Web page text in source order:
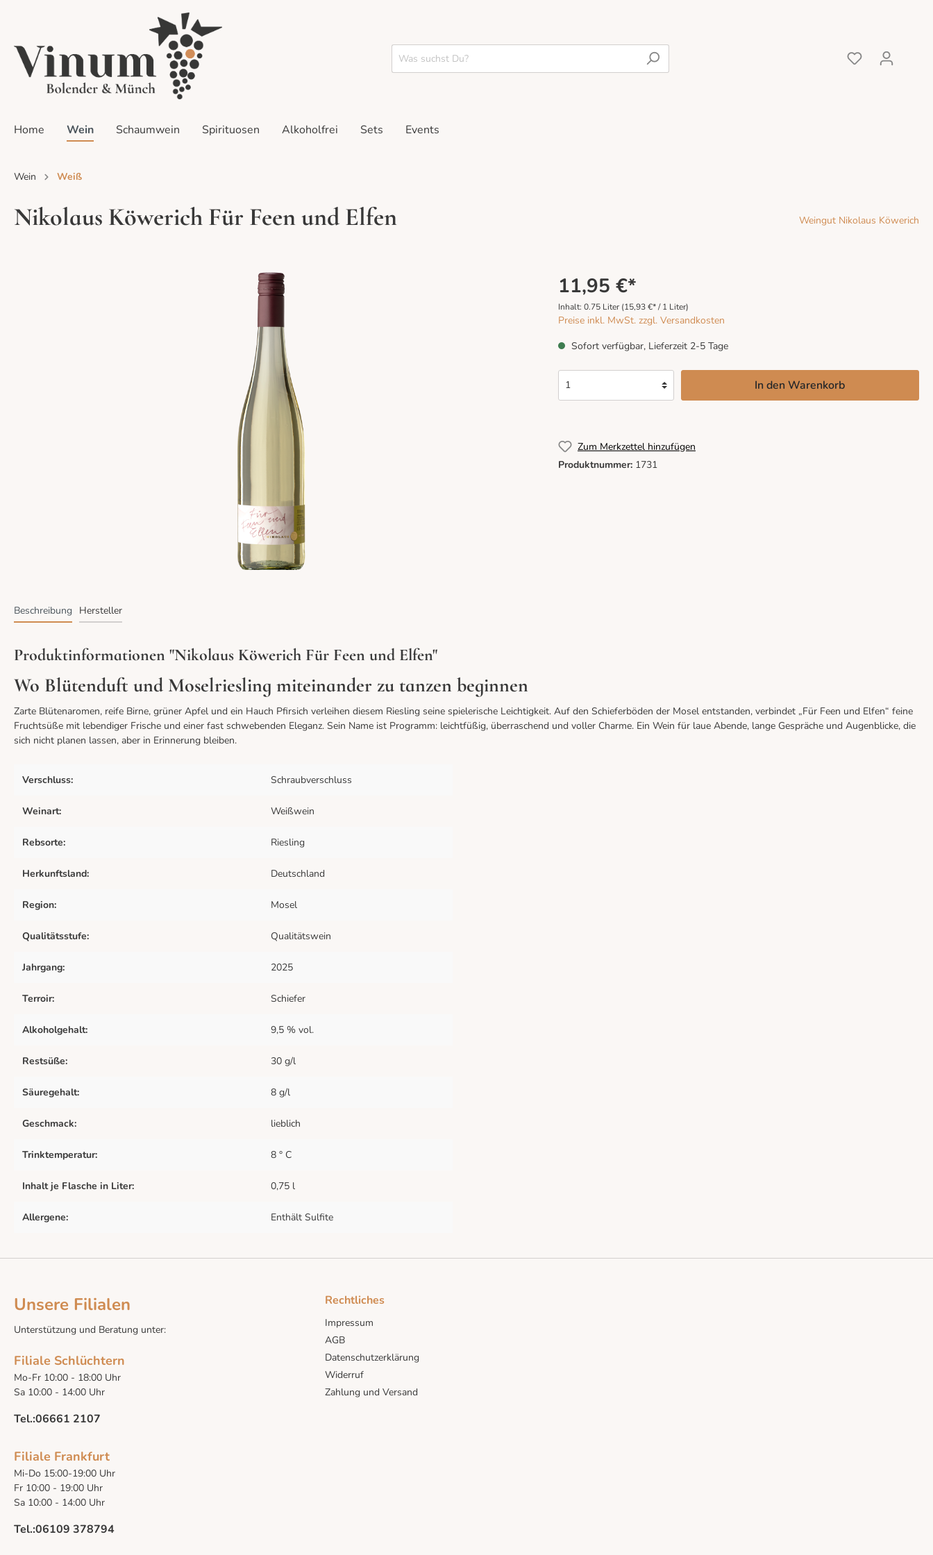
Home Wein Schaumwein Spirituosen Alkoholfrei Sets Events
Alle Weine Weiß
Zur Kategorie Sets
Alle Sets Probierpakete
Alle Events Home-Tastings
Wein Weiß
Nikolaus Köwerich Für Feen und Elfen Weingut Nikolaus Köwerich
11,95 €*
Inhalt: 0.75 Liter (15,93 €* / 1 Liter)
Preise inkl. MwSt. zzgl. Versandkosten
Sofort verfügbar, Lieferzeit 2-5 Tage
In den Warenkorb
Zum Merkzettel hinzufügen
Produktnummer: 1731
Beschreibung Hersteller
Produktinformationen "Nikolaus Köwerich Für Feen und Elfen"
Wo Blütenduft und Moselriesling miteinander zu tanzen beginnen
Zarte Blütenaromen, reife Birne, grüner Apfel und ein Hauch Pfirsich verleihen diesem Riesling seine spielerische Leichtigkeit. Auf den Schieferböden der Mosel entstanden, verbindet „Für Feen und Elfen“ feine
Fruchtsüße mit lebendiger Frische und einer fast schwebenden Eleganz. Sein Name ist Programm: leichtfüßig, überraschend und voller Charme. Ein Wein für laue Abende, lange Gespräche und Augenblicke, die
sich nicht planen lassen, aber in Erinnerung bleiben.
Verschluss: Schraubverschluss
Weinart: Weißwein
Rebsorte: Riesling
Herkunftsland: Deutschland
Region: Mosel
Qualitätsstufe: Qualitätswein
Jahrgang: 2025
Terroir: Schiefer
Alkoholgehalt: 9,5 % vol.
Restsüße: 30 g/l
Säuregehalt: 8 g/l
Geschmack: lieblich
Trinktemperatur: 8 ° C
Inhalt je Flasche in Liter: 0,75 l
Allergene: Enthält Sulfite
Unsere Filialen
Unterstützung und Beratung unter:
Filiale Schlüchtern
Mo-Fr 10:00 - 18:00 Uhr
Sa 10:00 - 14:00 Uhr
Tel.:06661 2107
Filiale Frankfurt
Mi-Do 15:00-19:00 Uhr
Fr 10:00 - 19:00 Uhr
Sa 10:00 - 14:00 Uhr
Tel.:06109 378794
Rechtliches
Impressum
AGB
Datenschutzerklärung
Widerruf
Zahlung und Versand